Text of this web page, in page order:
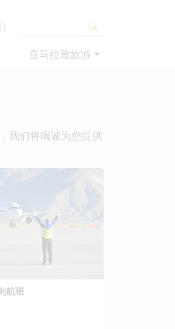
喜马拉雅旅游
我们将竭诚为您提供
航班